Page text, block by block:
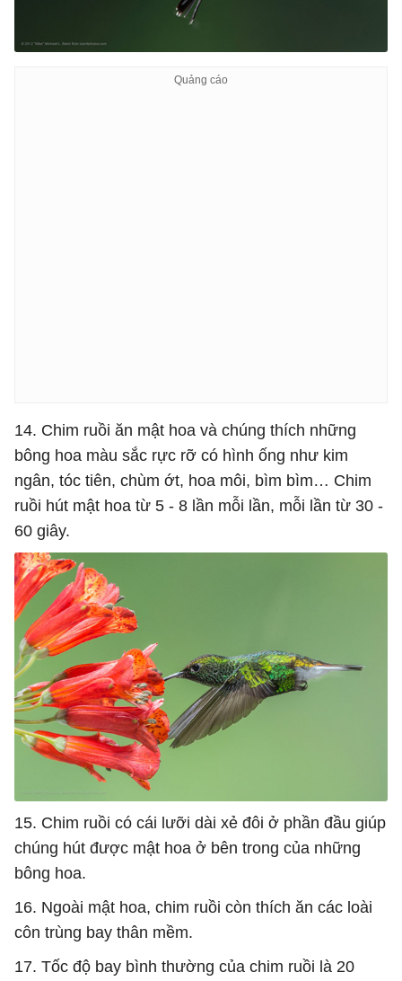
14. Chim ruồi ăn mật hoa và chúng thích những
bông hoa màu sắc rực rỡ có hình ống như kim
ngân, tóc tiên, chùm ớt, hoa môi, bìm bìm… Chim
ruồi hút mật hoa từ 5 - 8 lần mỗi lần, mỗi lần từ 30 -
60 giây.
15. Chim ruồi có cái lưỡi dài xẻ đôi ở phần đầu giúp
chúng hút được mật hoa ở bên trong của những
bông hoa.
16. Ngoài mật hoa, chim ruồi còn thích ăn các loài
côn trùng bay thân mềm.
17. Tốc độ bay bình thường của chim ruồi là 20